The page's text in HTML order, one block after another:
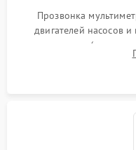
Прозвонка
двигателей насосов и
прессостата
концевика дверцы и